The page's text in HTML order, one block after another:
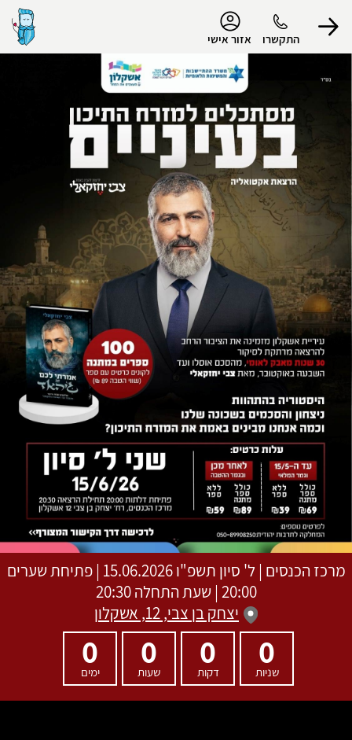
התקשרו אזור אישי
הפרופיל שלי
התנתק
מרכז הכנסים | ל' סיון תשפ"ו
15.06.2026 | פתיחת שערים
20:00 | שעת התחלה 20:30
יצחק בן צבי, 12, אשקלון
0
שניות
0
דקות
0
שעות
0
ימים